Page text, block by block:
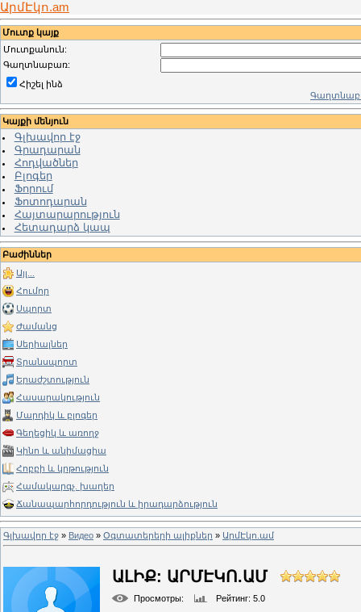
ԱրմԷկո.am
Մուտք կայք
Մուտքանուն:
Գաղտնաբառ:
Հիշել ինձ
Կայքի մենյուն
Գլխավոր էջ
Գրադարան
Հոդվածներ
Բլոգեր
Ֆորում
Ֆոտոդարան
Հայտարարություն
Հետադարձ կապ
Բաժիններ
Այլ...
Հումոր
Սպորտ
Ժամանց
Սերիալներ
Տրանսպորտ
Երաժշտություն
Հասարակություն
Մարդիկ և բլոգեր
Գեղեցիկ և առողջ
Կինո և անիմացիա
Հոբբի և կրթություն
Համակարգչ. խաղեր
Ճանապարհորդություն և իրադարձություն
Գլխավոր էջ » Видео » Օգտատերերի ալիքներ » ԱրմԷկո.ամ
ԱԼԻՔ: ԱՐՄԷԿՈ.ԱՄ
Просмотры: Рейтинг: 5.0